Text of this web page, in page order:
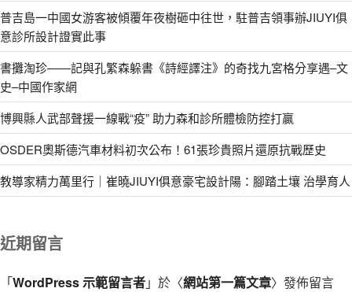
普吉島一中國女游客被傾覆年夜樹砸中往世，駐普吉領事辦JIUYI俱
意診所設計證實此事
書攤淘珍——記與孔繁森躲書《詩經譯注》的奇找九宮格分享遇–文
史–中國作家網
博興縣人武部聲援一線戰“疫” 助力森和診所體檢防控打贏
OSDER奧斯德汽車材料初次公布！61張珍貴照片還原抗戰歷史
教導家精力萬里行｜崔曉JIUYI俱意豪宅設計陽：腳踏土壤 治學育人
近期留言
「WordPress 示範留言者」於〈網站第一篇文章〉發佈留言